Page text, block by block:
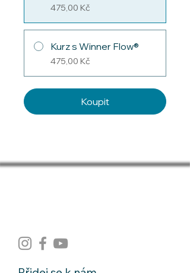
475,00 Kč
Kurz s Winner Flow®
475,00 Kč
Koupit